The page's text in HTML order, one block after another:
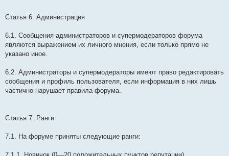
Статья 6. Администрация
6.1. Сообщения администраторов и супермодераторов форума
являются выражением их личного мнения, если только прямо не
указано иное.
6.2. Администраторы и супермодераторы имеют право редактировать
сообщения и профиль пользователя, если информация в них лишь
частично нарушает правила форума.
Статья 7. Ранги
7.1. На форуме приняты следующие ранги: